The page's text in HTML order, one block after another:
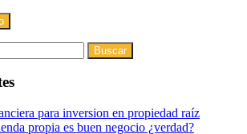
para inversion en propiedad raíz
propia es buen negocio ¿verdad?